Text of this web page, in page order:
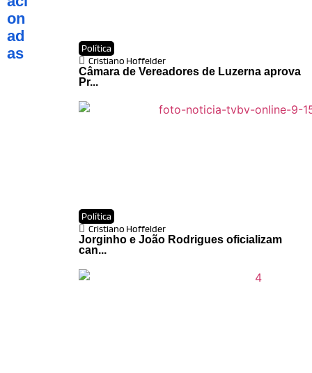
on
ad
as
Política
Cristiano Hoffelder
Câmara de Vereadores de Luzerna aprova
Pr...
Política
Cristiano Hoffelder
Jorginho e João Rodrigues oficializam
can...